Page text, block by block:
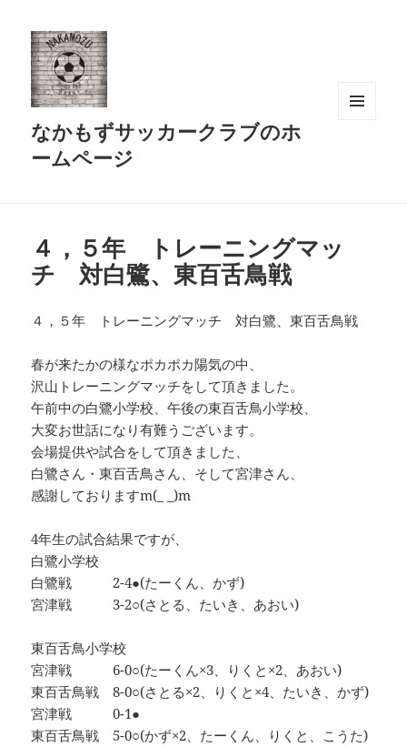
なかもずサッカークラブのホ
ームページ
４，５年 トレーニングマッ
チ 対白鷺、東百舌鳥戦
４，５年 トレーニングマッチ 対白鷺、東百舌鳥戦
春が来たかの様なポカポカ陽気の中、
沢山トレーニングマッチをして頂きました。
午前中の白鷺小学校、午後の東百舌鳥小学校、
大変お世話になり有難うございます。
会場提供や試合をして頂きました、
白鷺さん・東百舌鳥さん、そして宮津さん、
感謝しておりますm(_ _)m
4年生の試合結果ですが、
白鷺小学校
白鷺戦 2-4●(たーくん、かず)
宮津戦 3-2○(さとる、たいき、あおい)
東百舌鳥小学校
宮津戦 6-0○(たーくん×3、りくと×2、あおい)
東百舌鳥戦 8-0○(さとる×2、りくと×4、たいき、かず)
宮津戦 0-1●
東百舌鳥戦 5-0○(かず×2、たーくん、りくと、こうた)